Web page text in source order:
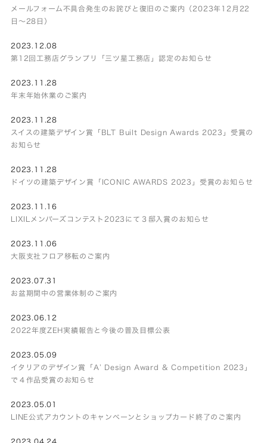
メールフォーム不具合発生のお詫びと復旧のご案内（2023年12月22
日～28日）
2023.12.08
第12回工務店グランプリ「三ツ星工務店」認定のお知らせ
2023.11.28
年末年始休業のご案内
2023.11.28
スイスの建築デザイン賞「BLT Built Design Awards 2023」受賞の
お知らせ
2023.11.28
ドイツの建築デザイン賞「ICONIC AWARDS 2023」受賞のお知らせ
2023.11.16
LIXILメンバーズコンテスト2023にて３邸入賞のお知らせ
2023.11.06
大阪支社フロア移転のご案内
2023.07.31
お盆期間中の営業体制のご案内
2023.06.12
2022年度ZEH実績報告と今後の普及目標公表
2023.05.09
イタリアのデザイン賞「A’ Design Award & Competition 2023」
で４作品受賞のお知らせ
2023.05.01
LINE公式アカウントのキャンペーンとショップカード終了のご案内
2023.04.24